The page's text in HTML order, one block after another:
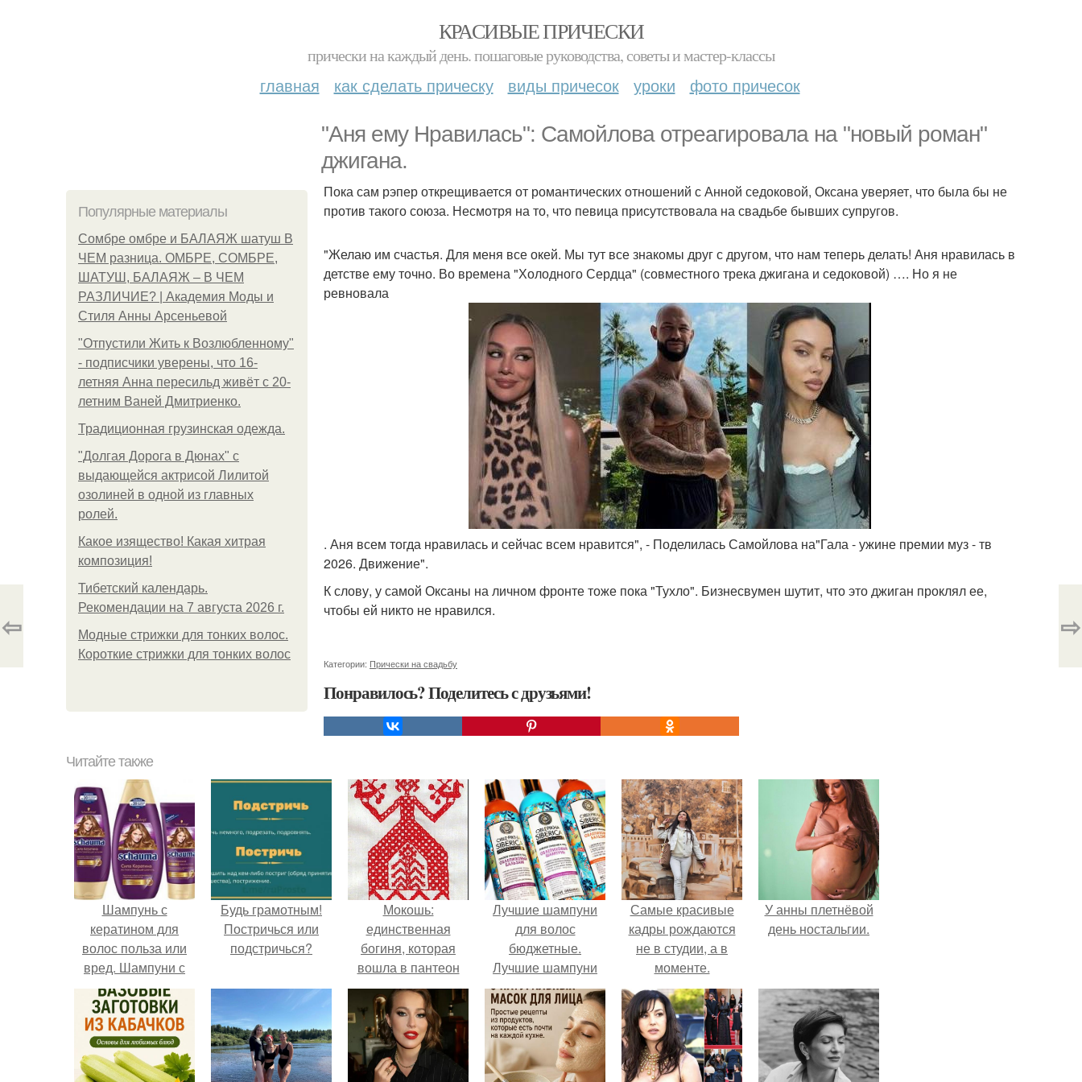
КРАСИВЫЕ ПРИЧЕСКИ
прически на каждый день. пошаговые руководства, советы и мастер-классы
главная как сделать прическу виды причесок уроки фото причесок
"Аня ему Нравилась": Самойлова отреагировала на "новый роман"
джигана.
Популярные материалы
Сомбре омбре и БАЛАЯЖ шатуш В
ЧЕМ разница. ОМБРЕ, СОМБРЕ,
ШАТУШ, БАЛАЯЖ – В ЧЕМ
РАЗЛИЧИЕ? | Академия Моды и
Стиля Анны Арсеньевой
"Отпустили Жить к Возлюбленному"
- подписчики уверены, что 16-
летняя Анна пересильд живёт с 20-
летним Ваней Дмитриенко.
Традиционная грузинская одежда.
"Долгая Дорога в Дюнах" с
выдающейся актрисой Лилитой
озолиней в одной из главных
ролей.
Какое изящество! Какая хитрая
композиция!
Тибетский календарь.
Рекомендации на 7 августа 2026 г.
Модные стрижки для тонких волос.
Короткие стрижки для тонких волос
Пока сам рэпер открещивается от романтических отношений с Анной седоковой, Оксана уверяет, что была бы не
против такого союза. Несмотря на то, что певица присутствовала на свадьбе бывших супругов.
"Желаю им счастья. Для меня все окей. Мы тут все знакомы друг с другом, что нам теперь делать! Аня нравилась в
детстве ему точно. Во времена "Холодного Сердца" (совместного трека джигана и седоковой) …. Но я не
ревновала
. Аня всем тогда нравилась и сейчас всем нравится", - Поделилась Самойлова на"Гала - ужине премии муз - тв
2026. Движение".
К слову, у самой Оксаны на личном фронте тоже пока "Тухло". Бизнесвумен шутит, что это джиган проклял ее,
чтобы ей никто не нравился.
Категории: Прически на свадьбу
Понравилось? Поделитесь с друзьями!
⇦ ⇨
Читайте также
Шампунь с
кератином для
волос польза или
вред. Шампуни с
кератином
Будь грамотным!
Постричься или
подстричься?
Мокошь:
единственная
богиня, которая
вошла в пантеон
князя Владимира.
Лучшие шампуни
для волос
бюджетные.
Лучшие шампуни
для тонких жирных
волос
Самые красивые
кадры рождаются
не в студии, а в
моменте.
У анны плетнёвой
день ностальгии.